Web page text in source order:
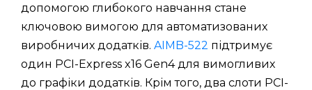
допомогою глибокого навчання стане
ключовою вимогою для автоматизованих
виробничих додатків. AIMB-522 підтримує
один PCI-Express x16 Gen4 для вимогливих
до графіки додатків. Крім того, два слоти PCI-